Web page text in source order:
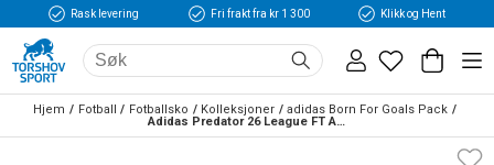
Rask levering Fri frakt fra kr 1 300 Klikk og Hent
Hjem Fotball Fotballsko Kolleksjoner
adidas Born For Goals Pack
Adidas Predator 26 League FT AG Fotballsko Born For Goals